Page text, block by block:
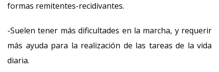
formas remitentes-recidivantes.
-Suelen tener más dificultades en la marcha, y requerir
más ayuda para la realización de las tareas de la vida
diaria.